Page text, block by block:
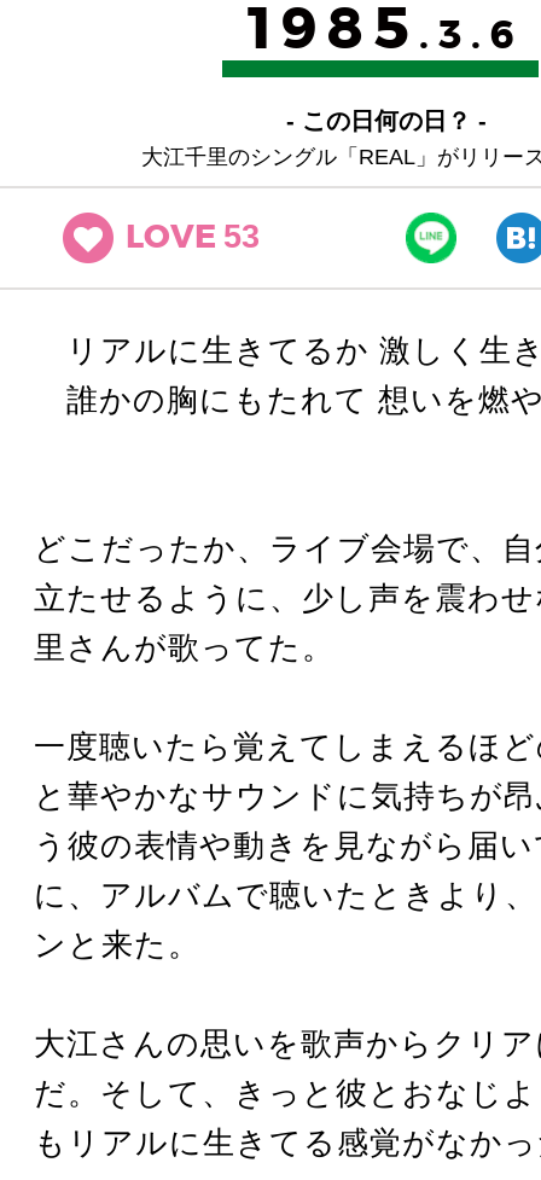
1985 .3.6
- この日何の日？ -
大江千里のシングル「REAL」がリリー
LOVE 53
リアルに生きてるか 激しく生
誰かの胸にもたれて 想いを燃
どこだったか、ライブ会場で、
立たせるように、少し声を震わ
里さんが歌ってた。
一度聴いたら覚えてしまえるほ
と華やかなサウンドに気持ちが
う彼の表情や動きを見ながら届
に、アルバムで聴いたときより
ンと来た。
大江さんの思いを歌声からクリ
だ。そして、きっと彼とおなじ
もリアルに生きてる感覚がなか